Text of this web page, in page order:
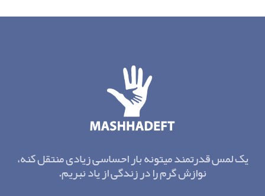
یک لمس قدرتمند میتونه بار احساسی زیادی منتقل کنه،
نوازش گرم را در زندگی از یاد نبریم.